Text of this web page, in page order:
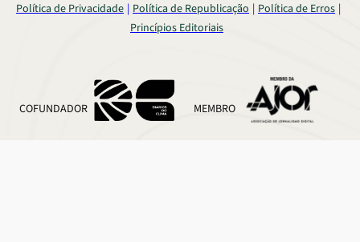
Política de Privacidade Política de Republicação Política de Erros
Princípios Editoriais
COFUNDADOR MEMBRO